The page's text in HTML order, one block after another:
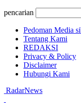
pencarian
Pedoman Media
Tentang Kami
REDAKSI
Privacy & Policy
Disclaimer
Hubungi Kami
RadarNews